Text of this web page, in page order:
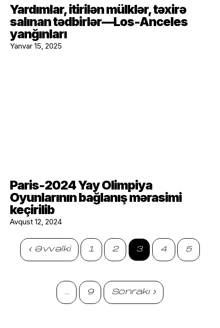
Yardımlar, itirilən mülklər, təxirə
salınan tədbirlər—Los-Anceles
yanğınları
Yanvar 15, 2025
Paris-2024 Yay Olimpiya
Oyunlarının bağlanış mərasimi
keçirilib
Avqust 12, 2024
‹ Əvvəlki 1 2 3 4 5
… 9 Sonrakı ›